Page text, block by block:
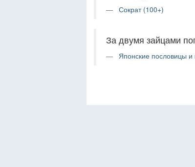
Сократ (100+)
За двумя зайцами
Японские пословицы и